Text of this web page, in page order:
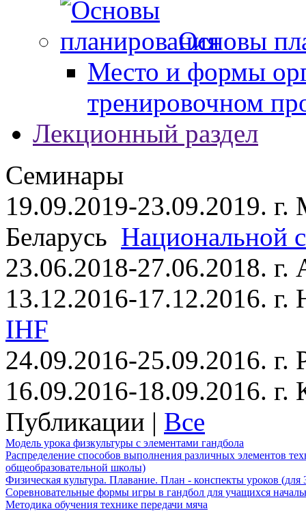
Основы
Место и формы
тренировочном
Лекционный раздел
Семинары
19.09.2019-23.09.2019. г.
Беларусь Национальной
23.06.2018-27.06.2018.
13.12.2016-17.12.2016.
IHF
24.09.2016-25.09.2016. г.
16.09.2016-18.09.2016.
Публикации | Все
Модель урока физкультуры с элементами гандбола
Распределение способов выполнения различных элементов
общеобразовательной школы)
Физическая культура. Плавание. План - конспекты уроков (для
Соревновательные формы игры в гандбол для учащихся
Методика обучения технике передачи мяча